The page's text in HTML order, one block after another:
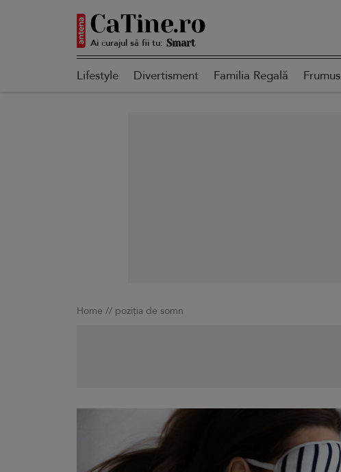
Ai curajul să fii tu: Smart
Lifestyle Divertisment Familia Regală
Home // poziția de somn